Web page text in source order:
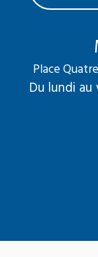
Place
Du lundi au